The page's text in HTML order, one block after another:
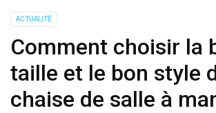
ACTUALITÉ
Comment choisir la
taille et le bon style
chaise de salle à